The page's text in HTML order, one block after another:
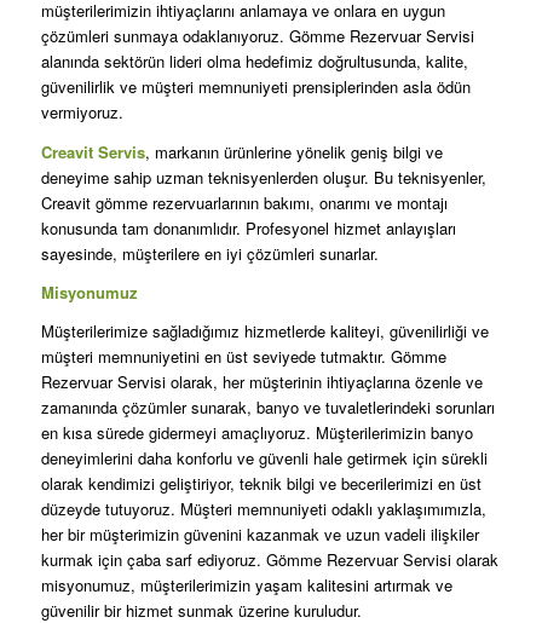
müşterilerimizin ihtiyaçlarını anlamaya ve onlara en uygun
çözümleri sunmaya odaklanıyoruz. Gömme Rezervuar Servisi
alanında sektörün lideri olma hedefimiz doğrultusunda, kalite,
güvenilirlik ve müşteri memnuniyeti prensiplerinden asla ödün
vermiyoruz.
Creavit Servis, markanın ürünlerine yönelik geniş bilgi ve
deneyime sahip uzman teknisyenlerden oluşur. Bu teknisyenler,
Creavit gömme rezervuarlarının bakımı, onarımı ve montajı
konusunda tam donanımlıdır. Profesyonel hizmet anlayışları
sayesinde, müşterilere en iyi çözümleri sunarlar.
Misyonumuz
Müşterilerimize sağladığımız hizmetlerde kaliteyi, güvenilirliği ve
müşteri memnuniyetini en üst seviyede tutmaktır. Gömme
Rezervuar Servisi olarak, her müşterinin ihtiyaçlarına özenle ve
zamanında çözümler sunarak, banyo ve tuvaletlerindeki sorunları
en kısa sürede gidermeyi amaçlıyoruz. Müşterilerimizin banyo
deneyimlerini daha konforlu ve güvenli hale getirmek için sürekli
olarak kendimizi geliştiriyor, teknik bilgi ve becerilerimizi en üst
düzeyde tutuyoruz. Müşteri memnuniyeti odaklı yaklaşımımızla,
her bir müşterimizin güvenini kazanmak ve uzun vadeli ilişkiler
kurmak için çaba sarf ediyoruz. Gömme Rezervuar Servisi olarak
misyonumuz, müşterilerimizin yaşam kalitesini artırmak ve
güvenilir bir hizmet sunmak üzerine kuruludur.